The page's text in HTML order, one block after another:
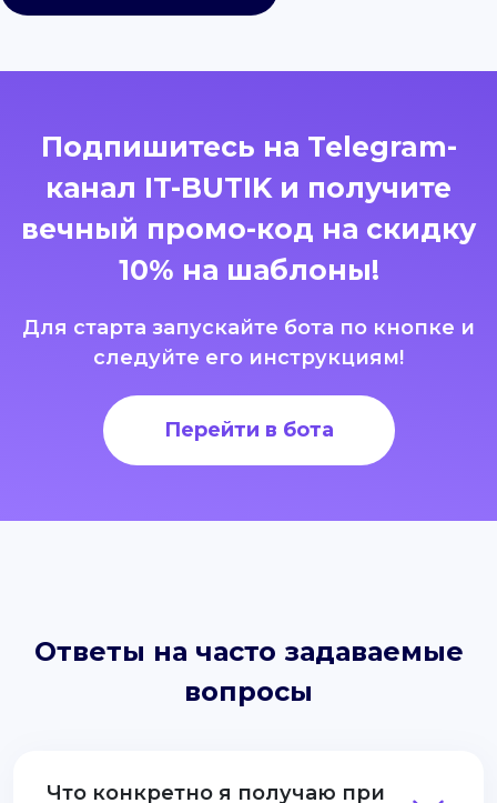
Подпишитесь на Telegram-
канал IT-BUTIK и получите
вечный промо-код на скидку
10% на шаблоны!
Для старта запускайте бота по кнопке и
следуйте его инструкциям!
Перейти в бота
Ответы на часто задаваемые
вопросы
Что конкретно я получаю при